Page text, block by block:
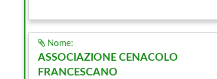
Nome:
ASSOCIAZIONE CENACOLO
FRANCESCANO